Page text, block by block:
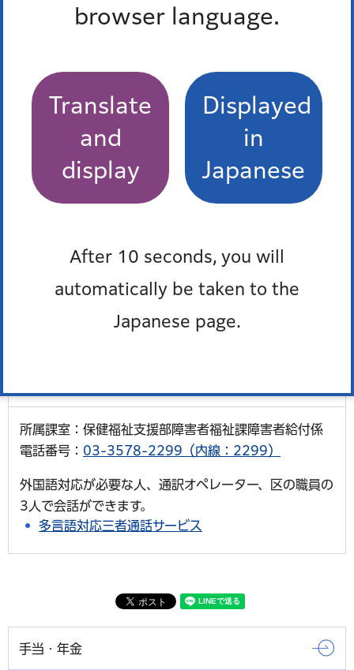
browser language.
Translate
and
display
Displayed
in
Japanese
After 10 seconds, you will
automatically be taken to the
Japanese page.
検索結果
重度心身障害者手当（都の制度）
現況届について
最近チェックしたページ
最近、チェックしたページはありません。
所属課室：保健福祉支援部障害者福祉課障害者給付係
電話番号： 03-3578-2299（内線：2299）
外国語対応が必要な人、通訳オペレーター、区の職員の
3人で会話ができます。
多言語対応三者通話サービス
手当・年金